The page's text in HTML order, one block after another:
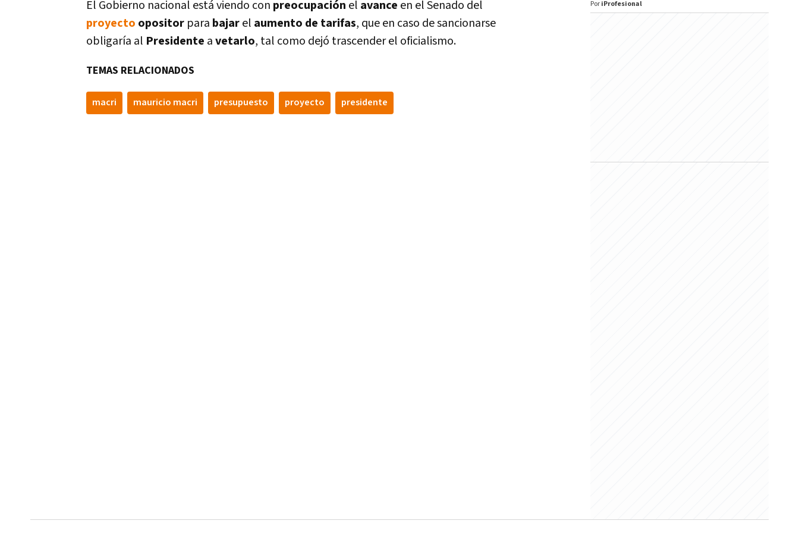
El Gobierno nacional está viendo con preocupación el avance en el Senado del
proyecto opositor para bajarel aumento de tarifas, que en caso de sancionarse
obligarí­a al Presidente avetarlo, tal como dejó trascender el oficialismo.
TEMAS RELACIONADOS
macri mauricio macri presupuesto proyecto presidente
Por iProfesional